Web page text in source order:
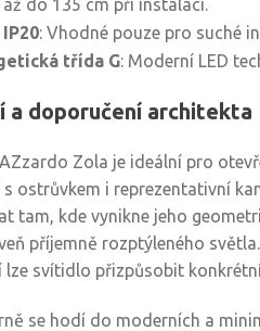
až do 135 cm při instalaci.
: Vhodné pouze pro suché
třída G: Moderní LED
a doporučení architekta
Zola je ideální pro
s ostrůvkem i reprezentativní
tam, kde vynikne jeho
příjemně rozptýleného
lze svítidlo přizpůsobit
se hodí do moderních a